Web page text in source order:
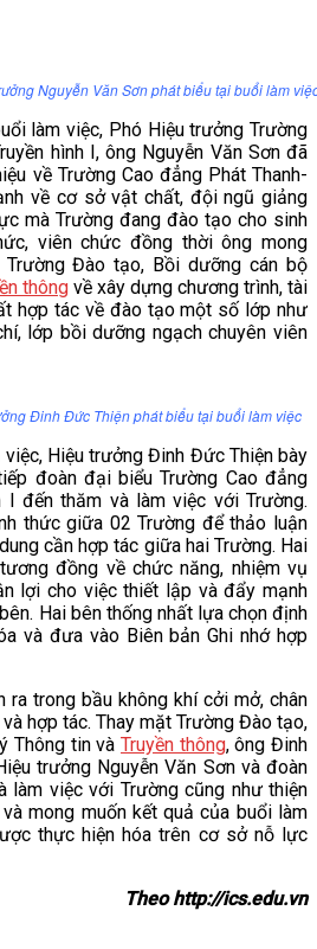
Văn Sơn phát biểu tại buổi làm
việc, Phó Hiệu trưởng Trường
hình I, ông Nguyễn Văn Sơn đã
về Trường Cao đẳng Phát Thanh-
về cơ sở vật chất, đội ngũ giảng
mà Trường đang đào tạo cho sinh
viên chức đồng thời ông mong
Đào tạo, Bồi dưỡng cán bộ
thông về xây dựng chương trình, tài
hợp tác về đào tạo một số lớp như
lớp bồi dưỡng ngạch chuyên viên
Thiện phát biểu tại buổi làm việc
Hiệu trưởng Đinh Đức Thiện bày
đoàn đại biểu Trường Cao đẳng
I đến thăm và làm việc với Trường.
thức giữa 02 Trường để thảo luận
cần hợp tác giữa hai Trường. Hai
đồng về chức năng, nhiệm vụ
lợi cho việc thiết lập và đẩy mạnh
Hai bên thống nhất lựa chọn định
và đưa vào Biên bản Ghi nhớ hợp
trong bầu không khí cởi mở, chân
hợp tác. Thay mặt Trường Đào tạo,
Thông tin và Truyền thông, ông Đinh
trưởng Nguyễn Văn Sơn và đoàn
làm việc với Trường cũng như thiện
mong muốn kết quả của buổi làm
thực hiện hóa trên cơ sở nỗ lực
Theo http://ics.edu.vn